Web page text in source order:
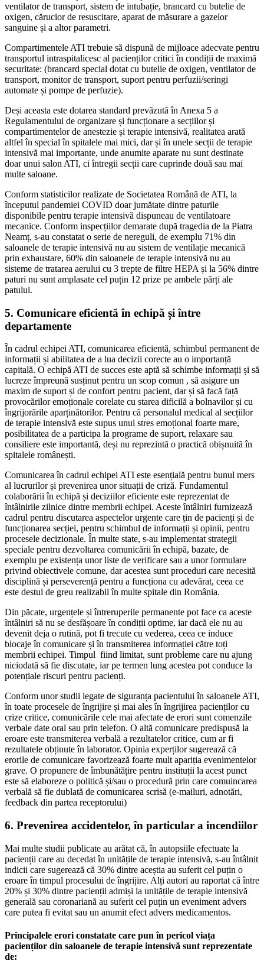
ventilator de transport, sistem de intubație, brancard cu butelie de
oxigen, cărucior de resuscitare, aparat de măsurare a gazelor
sanguine și a altor parametri.
Compartimentele ATI trebuie să dispună de mijloace adecvate pentru
transportul intraspitalicesc al pacienților critici în condiții de maximă
securitate: (brancard special dotat cu butelie de oxigen, ventilator de
transport, monitor de transport, suport pentru perfuzii/seringi
automate și pompe de perfuzie).
Deși aceasta este dotarea standard prevăzută în Anexa 5 a
Regulamentului de organizare și funcționare a secțiilor și
compartimentelor de anestezie și terapie intensivă, realitatea arată
altfel în special în spitalele mai mici, dar și în unele secții de terapie
intensivă mai importante, unde anumite aparate nu sunt destinate
doar unui salon ATI, ci întregii secții care cuprinde două sau mai
multe saloane.
Conform statisticilor realizate de Societatea Română de ATI, la
începutul pandemiei COVID doar jumătate dintre paturile
disponibile pentru terapie intensivă dispuneau de ventilatoare
mecanice. Conform inspecțiilor demarate după tragedia de la Piatra
Neamț, s-au constatat o serie de nereguli, de exemplu 71% din
saloanele de terapie intensivă nu au sistem de ventilație mecanică
prin exhaustare, 60% din saloanele de terapie intensivă nu au
sisteme de tratarea aerului cu 3 trepte de filtre HEPA și la 56% dintre
paturi nu sunt amplasate cel puțin 12 prize pe ambele părți ale
patului.
5. Comunicare eficientă în echipă și între
departamente
În cadrul echipei ATI, comunicarea eficientă, schimbul permanent de
informații și abilitatea de a lua decizii corecte au o importanță
capitală. O echipă ATI de succes este aptă să schimbe informații și să
lucreze împreună susținut pentru un scop comun , să asigure un
maxim de suport și de confort pentru pacient, dar și să facă față
provocărilor emoționale corelate cu starea dificilă a bolnavilor și cu
îngrijorările aparținătorilor. Pentru că personalul medical al secțiilor
de terapie intensivă este supus unui stres emoțional foarte mare,
posibilitatea de a participa la programe de suport, relaxare sau
consiliere este importantă, deși nu reprezintă o practică obișnuită în
spitalele românești.
Comunicarea în cadrul echipei ATI este esențială pentru bunul mers
al lucrurilor și prevenirea unor situații de criză. Fundamentul
colaborării în echipă și deciziilor eficiente este reprezentat de
întâlnirile zilnice dintre membrii echipei. Aceste întâlniri furnizează
cadrul pentru discutarea aspectelor urgente care țin de pacienți și de
funcționarea secției, pentru schimbul de informații și opinii, pentru
procesele decizionale. În multe state, s-au implementat strategii
speciale pentru dezvoltarea comunicării în echipă, bazate, de
exemplu pe existența unor liste de verificare sau a unor formulare
privind obiectivele comune, dar acestea sunt proceduri care necesită
disciplină și perseverență pentru a funcționa cu adevărat, ceea ce
este destul de greu realizabil în multe spitale din România.
Din păcate, urgențele și întreruperile permanente pot face ca aceste
întâlniri să nu se desfășoare în condiții optime, iar dacă ele nu au
devenit deja o rutină, pot fi trecute cu vederea, ceea ce induce
blocaje în comunicare și în transmiterea informației către toți
membrii echipei. Timpul fiind limitat, sunt probleme care nu ajung
niciodată să fie discutate, iar pe termen lung acestea pot conduce la
potențiale riscuri pentru pacienți.
Conform unor studii legate de siguranța pacientului în saloanele ATI,
în toate procesele de îngrijire și mai ales în îngrijirea pacienților cu
crize critice, comunicările cele mai afectate de erori sunt comenzile
verbale date oral sau prin telefon. O altă comunicare predispusă la
eroare este transmiterea verbală a rezultatelor critice, cum ar fi
rezultatele obținute în laborator. Opinia experților sugerează că
erorile de comunicare favorizează foarte mult apariția evenimentelor
grave. O propunere de îmbunătățire pentru instituții la acest punct
este să elaboreze o politică și/sau o procedură prin care comuincarea
verbală să fie dublată de comunicarea scrisă (e-mailuri, adnotări,
feedback din partea receptorului)
6. Prevenirea accidentelor, în particular a incendiilor
Mai multe studii publicate au arătat că, în autopsiile efectuate la
pacienții care au decedat în unitățile de terapie intensivă, s-au întâlnit
indicii care sugerează că 30% dintre aceștia au suferit cel puțin o
eroare în timpul procesului de îngrijire. Alți autori au raportat că între
20% și 30% dintre pacienții admiși la unitățile de terapie intensivă
generală sau coronariană au suferit cel puțin un eveniment advers
care putea fi evitat sau un anumit efect advers medicamentos.
Principalele erori constatate care pun în pericol viața
pacienților din saloanele de terapie intensivă sunt reprezentate
de: